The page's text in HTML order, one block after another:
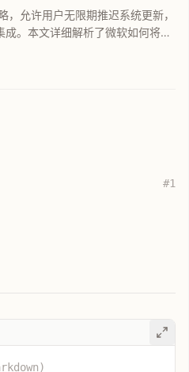
允许用户无限期推迟系统更新，
。本文详细解析了微软如何将系
关机方式、灵活管理更新时间以
#1